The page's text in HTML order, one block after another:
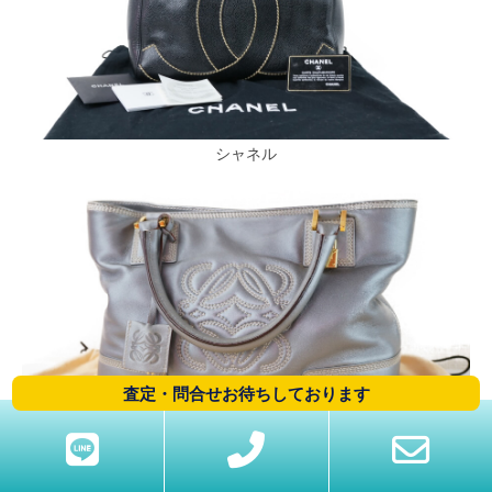
シャネル
ロエベ
査定・問合せお待ちしております